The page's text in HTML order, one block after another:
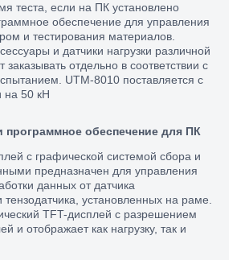
теста, если на ПК установлено
обеспечение для управления
и тестирования материалов.
и датчики нагрузки различной
заказывать отдельно в соответствии с
UTM-8010 поставляется с
на 50 кН
обеспечение для ПК
с графической системой сбора и
предназначен для управления
данных от датчика
установленных на раме.
TFT-дисплей с разрешением
и отображает как нагрузку, так и